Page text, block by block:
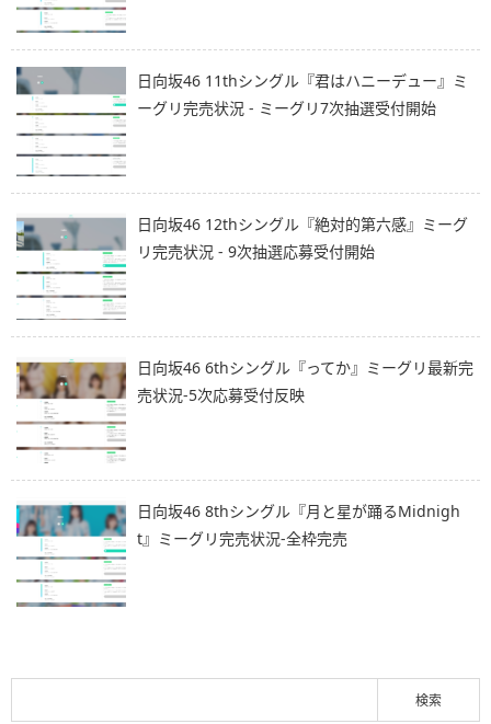
日向坂46 11thシングル『君はハニーデュー』ミ
ーグリ完売状況 - ミーグリ7次抽選受付開始
日向坂46 12thシングル『絶対的第六感』ミーグ
リ完売状況 - 9次抽選応募受付開始
日向坂46 6thシングル『ってか』ミーグリ最新完
売状況-5次応募受付反映
日向坂46 8thシングル『月と星が踊るMidnigh
t』ミーグリ完売状況-全枠完売